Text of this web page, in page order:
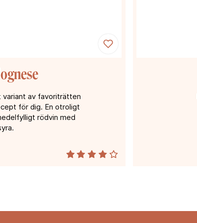
variant av favoriträtten
för dig. En otroligt
rödvin med